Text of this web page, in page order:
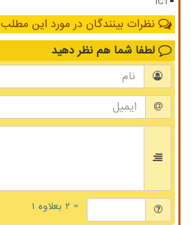
نظرات بینندگان در مورد این مطلب
لطفا شما هم نظر دهید
= ۲ بعلاوه ۱